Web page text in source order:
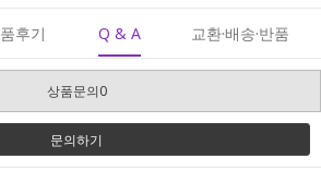
후기 Q & A 교환·배송·반품
상품문의0
문의하기